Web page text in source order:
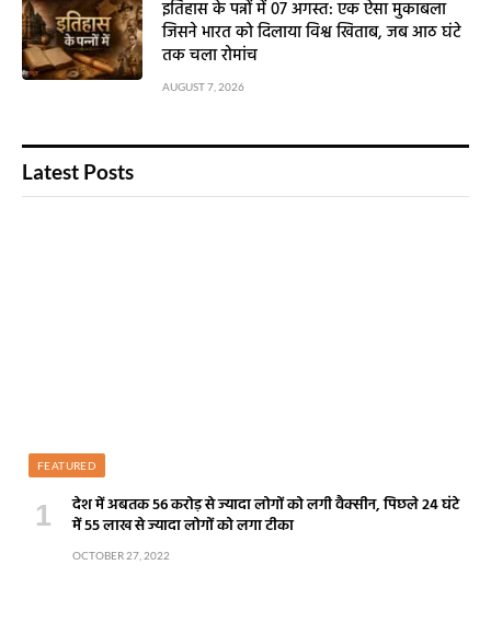
इतिहास के पन्नों में 07 अगस्त: एक ऐसा मुकाबला
जिसने भारत को दिलाया विश्व खिताब, जब आठ घंटे
तक चला रोमांच
AUGUST 7, 2026
Latest Posts
FEATURED
देश में अबतक 56 करोड़ से ज्यादा लोगों को लगी वैक्सीन, पिछले 24 घंटे
में 55 लाख से ज्यादा लोगों को लगा टीका
OCTOBER 27, 2022